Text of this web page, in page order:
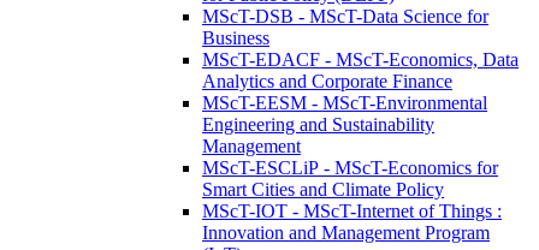
MScT-DSB - MScT-Data Science for
Business
MScT-EDACF - MScT-Economics, Data
Analytics and Corporate Finance
MScT-EESM - MScT-Environmental
Engineering and Sustainability
Management
MScT-ESCLiP - MScT-Economics for
Smart Cities and Climate Policy
MScT-IOT - MScT-Internet of Things :
Innovation and Management Program